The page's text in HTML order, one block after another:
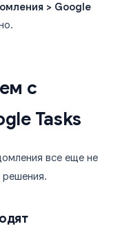
> Google
с
Tasks
все еще не
решения.